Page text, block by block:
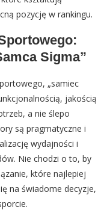
pozycję w rankingu.
Sigma”
„samiec
jakością
a nie ślepo
są pragmatyczne i
wydajności i
Nie chodzi o to, by
które najlepiej
na świadome decyzje,